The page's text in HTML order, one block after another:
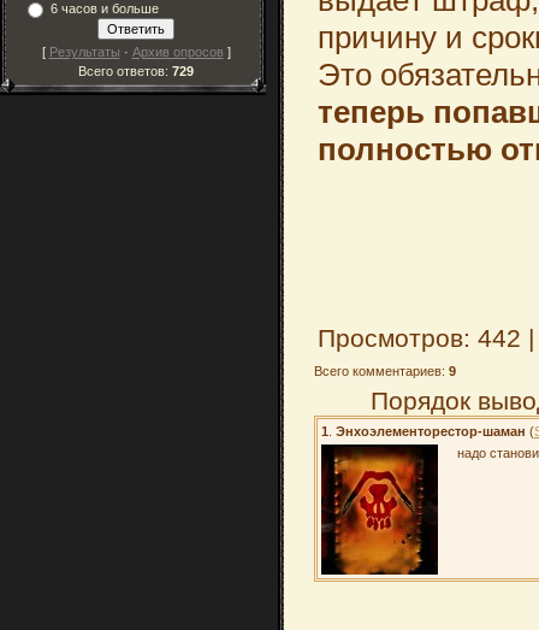
6 часов и больше
[ Результаты · Архив опросов ]
Всего ответов: 729
причину и
Это
теперь
полностью
Просмотров: 442
Всего комментариев: 9
Порядок
1 Энхоэлементорестор-шаман (
надо